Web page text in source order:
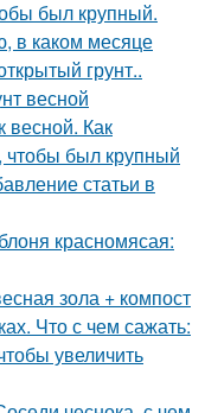
был крупный.
в каком месяце
грунт..
весной
весной. Как
чтобы был крупный
статьи в
красномясая:
зола + компост
Что с чем сажать:
увеличить